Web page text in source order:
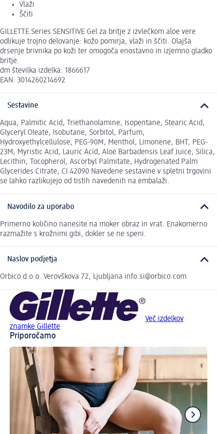
Vlaži
Ščiti
GILLETTE Series SENSITIVE Gel za britje z izvlečkom aloe vere
odlikuje trojno delovanje: kožo pomirja, vlaži in ščiti. Olajša
drsenje brivnika po koži ter omogoča enostavno in izjemno gladko
britje.
dm številka izdelka: 1866617
EAN: 3014260214692
Sestavine
Aqua, Palmitic Acid, Triethanolamine, Isopentane, Stearic Acid,
Glyceryl Oleate, Isobutane, Sorbitol, Parfum,
Hydroxyethylcellulose, PEG-90M, Menthol, Limonene, BHT, PEG-
23M, Myristic Acid, Lauric Acid, Aloe Barbadensis Leaf Juice, Silica,
Lecithin, Tocopherol, Ascorbyl Palmitate, Hydrogenated Palm
Glycerides Citrate, CI 42090 Navedene sestavine v spletni trgovini
se lahko razlikujejo od tistih navedenih na embalaži.
Navodilo za uporabo
Primerno količino nanesite na moker obraz in vrat. Enakomerno
razmažite s krožnimi gibi, dokler se ne speni.
Naslov podjetja
Orbico d.o.o. Verovškova 72, Ljubljana info.si@orbico.com
Več izdelkov
znamke Gillette
Priporočamo